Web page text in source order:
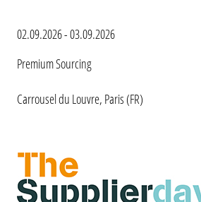
02.09.2026 - 03.09.2026
Premium Sourcing
Carrousel du Louvre, Paris (FR)